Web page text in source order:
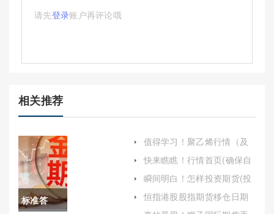
请先登录账户再评论哦
相关推荐
标准答
值得学习！聚乙烯行情（及
时调整策略应对挑战）
快来瞧瞧！行情首页(确保自
己的投资决策基于最新的市
场信息)
瞬间明白！怎样投资期货(投
资者可以在期货市场中稳健
地获取收益)
恒指港股股指期货移仓日期
(恒指港股股指期货移仓日期